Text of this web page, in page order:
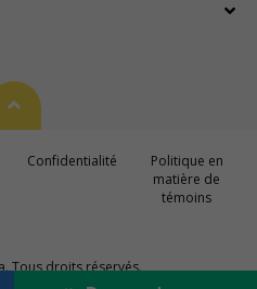
Tous droits réservés.
Haut de page
Confidentialité
Politique en
matière de
témoins